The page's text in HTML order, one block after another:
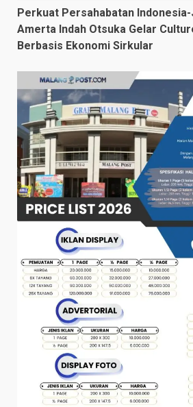
Perkuat Persahabatan
Amerta Indah Otsuka Gelar
Berbasis Ekonomi Sirkular